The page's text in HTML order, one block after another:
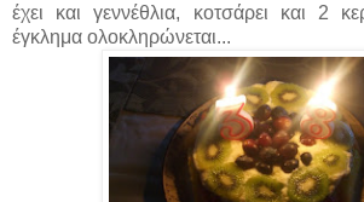
έχει και γεννέθλια, κοτσάρει και 2
έγκλημα ολοκληρώνεται...